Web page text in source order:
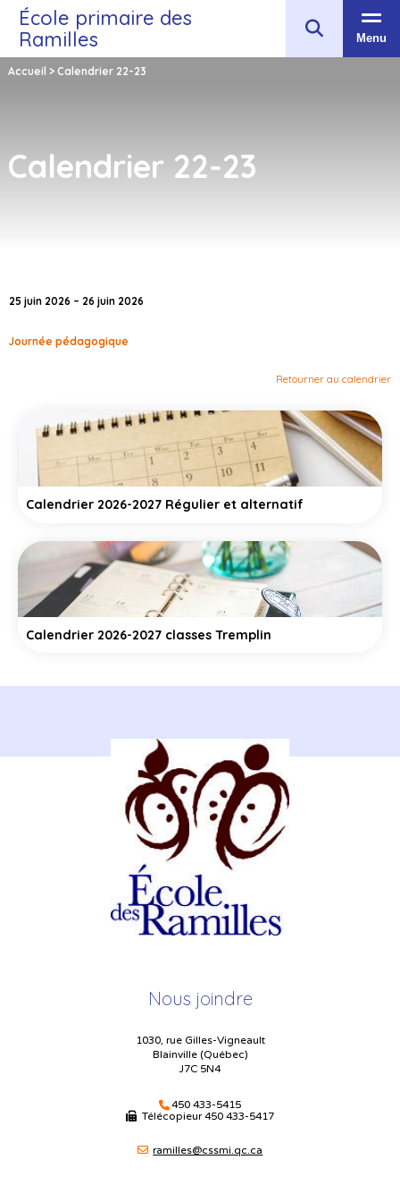
École primaire des
Ramilles
Menu
Accueil > Calendrier 22-23
Calendrier 22-23
25 juin 2026 – 26 juin 2026
Journée pédagogique
Retourner au calendrier
Calendrier 2026-2027 Régulier et alternatif
Calendrier 2026-2027 classes Tremplin
Nous joindre
1030, rue Gilles-Vigneault
Blainville (Québec)
J7C 5N4
450 433-5415
Télécopieur450 433-5417
ramilles@cssmi.qc.ca